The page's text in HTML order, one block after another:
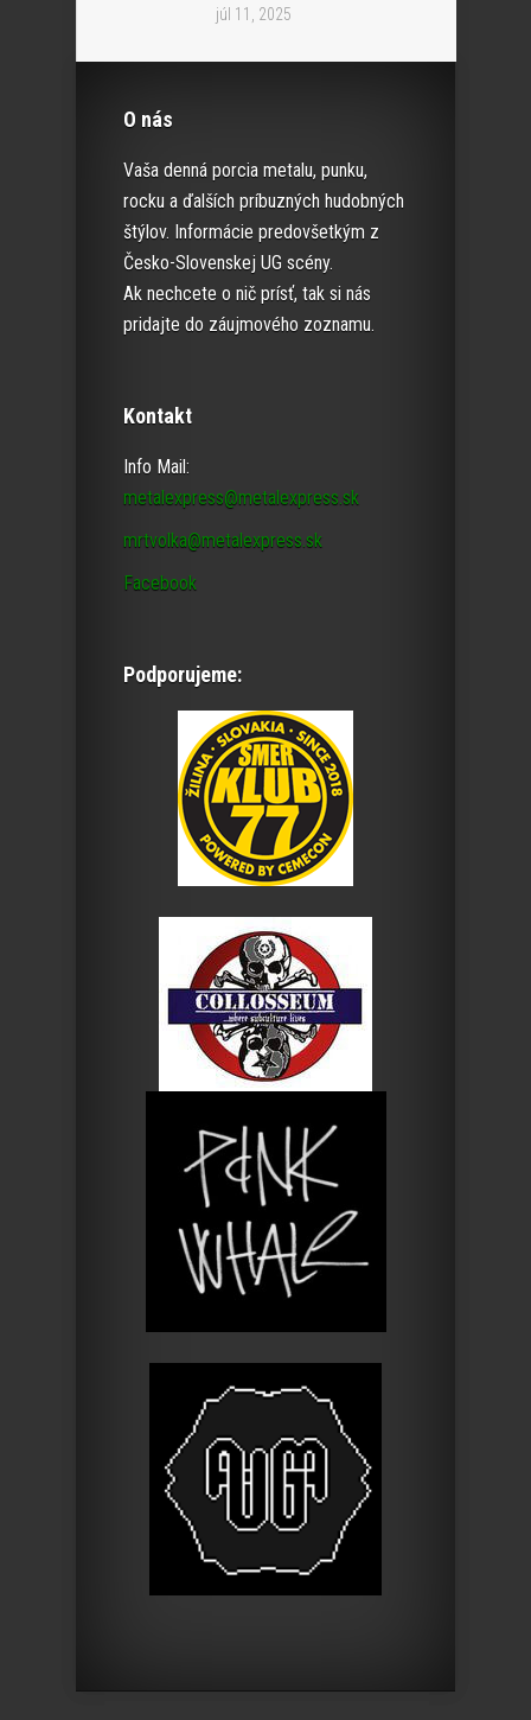
júl 11, 2025
O nás
Vaša denná porcia metalu, punku,
rocku a ďalších príbuzných hudobných
štýlov. Informácie predovšetkým z
Česko-Slovenskej UG scény.
Ak nechcete o nič prísť, tak si nás
pridajte do záujmového zoznamu.
Kontakt
Info Mail:
metalexpress@metalexpress.sk
mrtvolka@metalexpress.sk
Facebook
Podporujeme: